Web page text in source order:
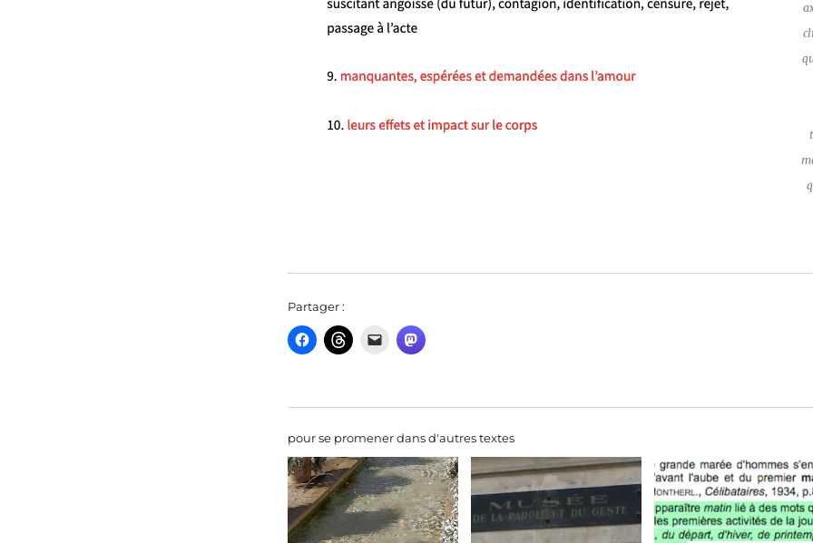
Partager :
pour se promener dans d'autres textes